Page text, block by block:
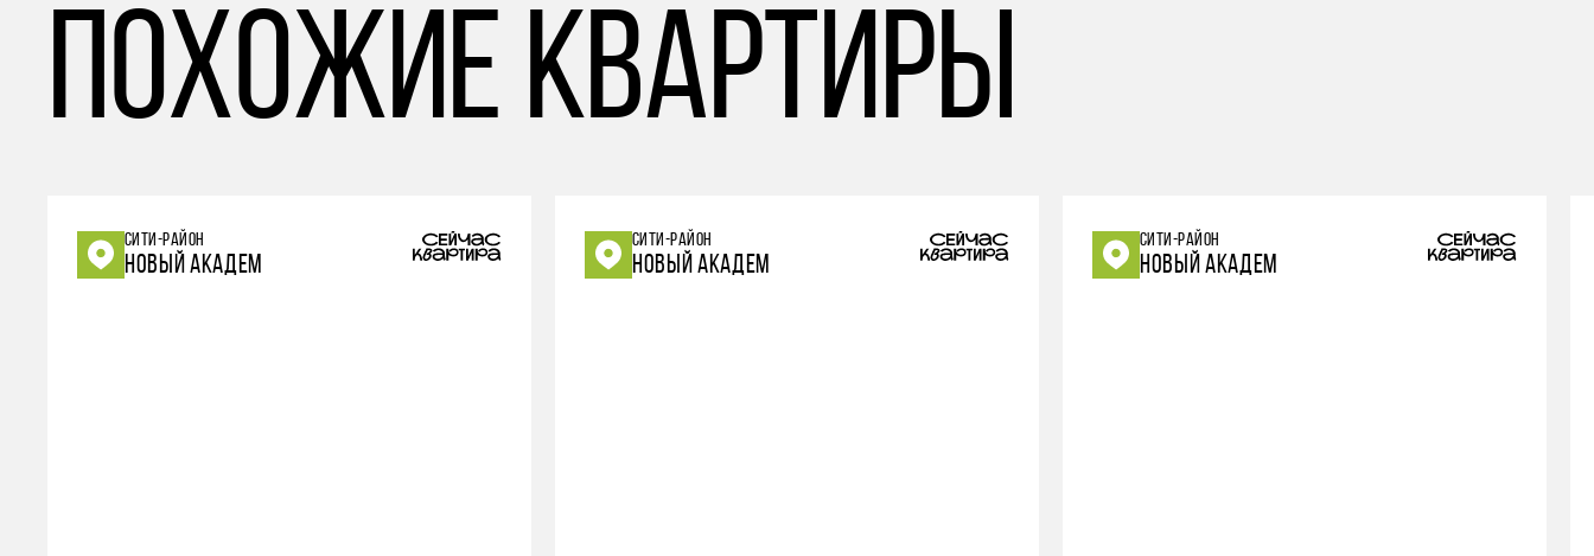
похожие квартиры
СИТИ-РАЙОН
НОВЫЙ АКАДЕМ
СИТИ-РАЙОН
НОВЫЙ АКАДЕМ
СИТИ-РАЙОН
НОВЫЙ АКАДЕМ